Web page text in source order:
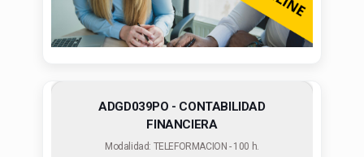
ADGD039PO - CONTABILIDAD
FINANCIERA
Modalidad: TELEFORMACION - 100 h.